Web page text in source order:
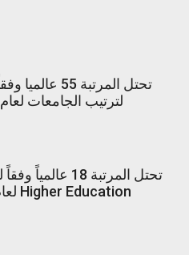
لترتيب الجامعات لعام 2021
Higher Education لعام 2021